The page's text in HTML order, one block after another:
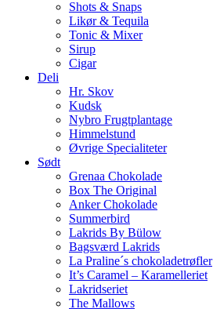
Shots & Snaps
Likør & Tequila
Tonic & Mixer
Sirup
Cigar
Deli
Hr. Skov
Kudsk
Nybro Frugtplantage
Himmelstund
Øvrige Specialiteter
Sødt
Grenaa Chokolade
Box The Original
Anker Chokolade
Summerbird
Lakrids By Bülow
Bagsværd Lakrids
La Praline´s chokoladetrøfler
It’s Caramel – Karamelleriet
Lakridseriet
The Mallows